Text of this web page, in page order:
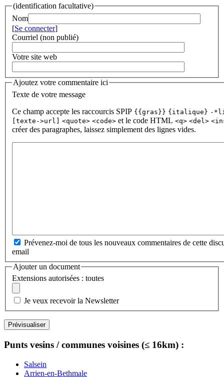
(identification facultative)
Nom
[Se connecter]
Courriel (non publié)
Votre site web
Ajoutez votre commentaire ici
Texte de votre message
Ce champ accepte les raccourcis SPIP {{gras}} {italique} -
[texte->url] <quote> <code> et le code HTML <q> <del>
créer des paragraphes, laissez simplement des lignes vides.
Prévenez-moi de tous les nouveaux commentaires de cette
email
Ajouter un document
Extensions autorisées : toutes
Je veux recevoir la Newsletter
Punts vesins / communes voisines (≤ 16km) :
Salsein
Arrien-en-Bethmale